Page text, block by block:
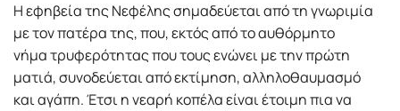
Η εφηβεία της Νεφέλης σημαδεύεται από τη γνωριμία
με τον πατέρα της, που, εκτός από το αυθόρμητο
νήμα τρυφερότητας που τους ενώνει με την πρώτη
ματιά, συνοδεύεται από εκτίμηση, αλληλοθαυμασμό
και αγάπη. Έτσι η νεαρή κοπέλα είναι έτοιμη πια να